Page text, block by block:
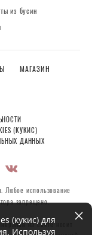
из бусин
МАГАЗИН
(КУКИС)
ДАННЫХ
использование
запрещено.
на сайте носит
(кукис) для
Используя